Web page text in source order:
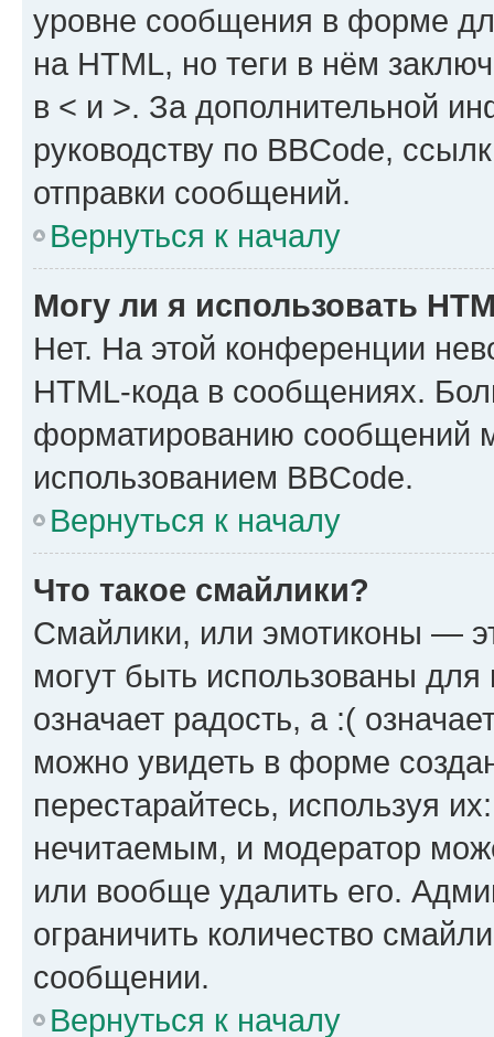
уровне сообщения в форме
на HTML, но теги в нём
в < и >. За дополнительной
руководству по BBCode,
отправки сообщений.
Вернуться к началу
Могу ли я использовать
Нет. На этой конференции
HTML-кода в сообщениях.
форматированию сообщений
использованием BBCode.
Вернуться к началу
Что такое смайлики?
Смайлики, или эмотиконы —
могут быть использованы
означает радость, а :(
можно увидеть в форме
перестарайтесь, используя
нечитаемым, и модератор
или вообще удалить его.
ограничить количество
сообщении.
Вернуться к началу